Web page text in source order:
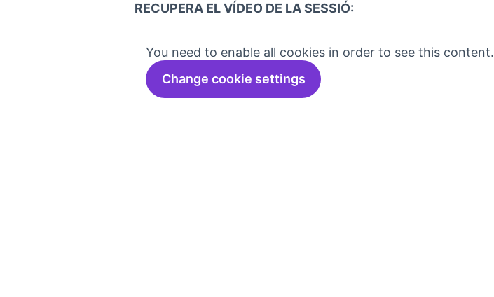
RECUPERA EL VÍDEO DE LA SESSIÓ:
You need to enable all cookies in order to see this content.
Change cookie settings